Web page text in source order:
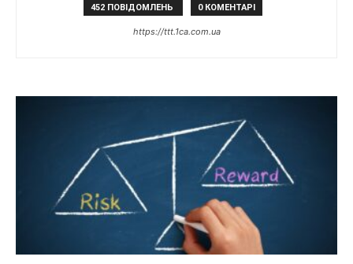
452 ПОВІДОМЛЕНЬ 0 КОМЕНТАРІ
https://ttt.1ca.com.ua